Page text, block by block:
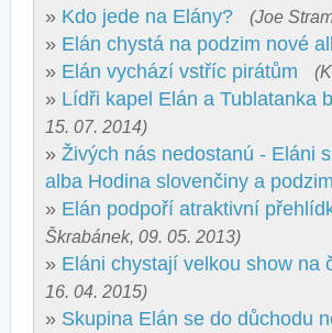
» Kdo jede na Elány? (Joe
» Elán chystá na podzim nové
» Elán vychází vstříc pirátům
» Lídři kapel Elán a Tublatanka
15. 07. 2014)
» Živých nás nedostanú - Eláni
alba Hodina slovenčiny a
» Elán podpoří atraktivní
Škrabánek, 09. 05. 2013)
» Eláni chystají velkou show na
16. 04. 2015)
» Skupina Elán se do důchodu